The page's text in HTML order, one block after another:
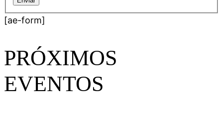
[ae-form]
PRÓXIMOS
EVENTOS